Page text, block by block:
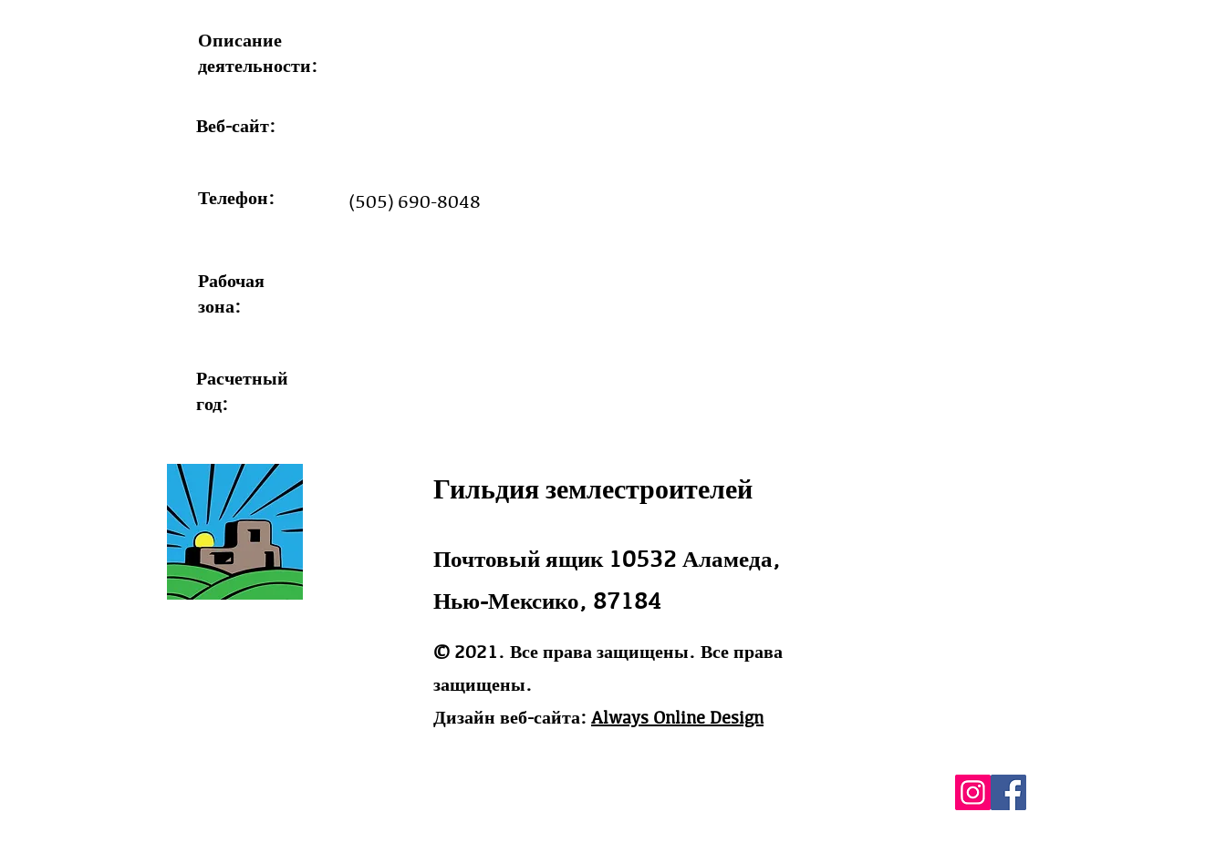
Описание
деятельности:
Веб-сайт:
Телефон: (505) 690-8048
Рабочая
зона:
Расчетный
год:
Гильдия землестроителей
Почтовый ящик 10532 Аламеда,
Нью-Мексико, 87184
© 2021. Все права защищены. Все права
защищены.
Дизайн веб-сайта: Always Online Design